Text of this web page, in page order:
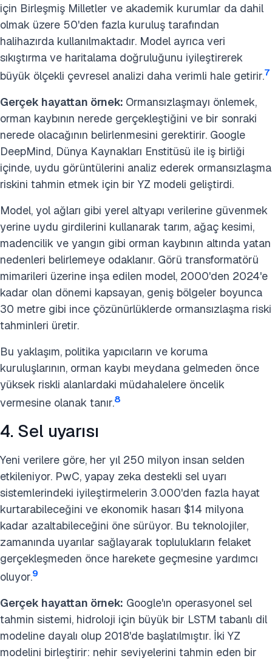
için Birleşmiş Milletler ve akademik kurumlar da dahil
olmak üzere 50'den fazla kuruluş tarafından
halihazırda kullanılmaktadır. Model ayrıca veri
sıkıştırma ve haritalama doğruluğunu iyileştirerek
büyük ölçekli çevresel analizi daha verimli hale getirir.7
Gerçek hayattan örnek: Ormansızlaşmayı önlemek,
orman kaybının nerede gerçekleştiğini ve bir sonraki
nerede olacağının belirlenmesini gerektirir. Google
DeepMind, Dünya Kaynakları Enstitüsü ile iş birliği
içinde, uydu görüntülerini analiz ederek ormansızlaşma
riskini tahmin etmek için bir YZ modeli geliştirdi.
Model, yol ağları gibi yerel altyapı verilerine güvenmek
yerine uydu girdilerini kullanarak tarım, ağaç kesimi,
madencilik ve yangın gibi orman kaybının altında yatan
nedenleri belirlemeye odaklanır. Görü transformatörü
mimarileri üzerine inşa edilen model, 2000'den 2024'e
kadar olan dönemi kapsayan, geniş bölgeler boyunca
30 metre gibi ince çözünürlüklerde ormansızlaşma riski
tahminleri üretir.
Bu yaklaşım, politika yapıcıların ve koruma
kuruluşlarının, orman kaybı meydana gelmeden önce
yüksek riskli alanlardaki müdahalelere öncelik
vermesine olanak tanır.8
4. Sel uyarısı
Yeni verilere göre, her yıl 250 milyon insan selden
etkileniyor. PwC, yapay zeka destekli sel uyarı
sistemlerindeki iyileştirmelerin 3.000'den fazla hayat
kurtarabileceğini ve ekonomik hasarı $14 milyona
kadar azaltabileceğini öne sürüyor. Bu teknolojiler,
zamanında uyarılar sağlayarak toplulukların felaket
gerçekleşmeden önce harekete geçmesine yardımcı
oluyor.9
Gerçek hayattan örnek: Google'ın operasyonel sel
tahmin sistemi, hidroloji için büyük bir LSTM tabanlı dil
modeline dayalı olup 2018'de başlatılmıştır. İki YZ
modelini birleştirir: nehir seviyelerini tahmin eden bir